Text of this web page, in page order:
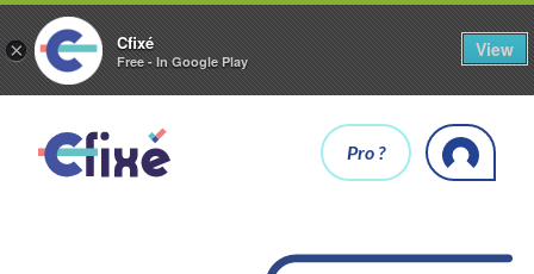
× Cfixé
Free - In Google Play
View
Pro ?